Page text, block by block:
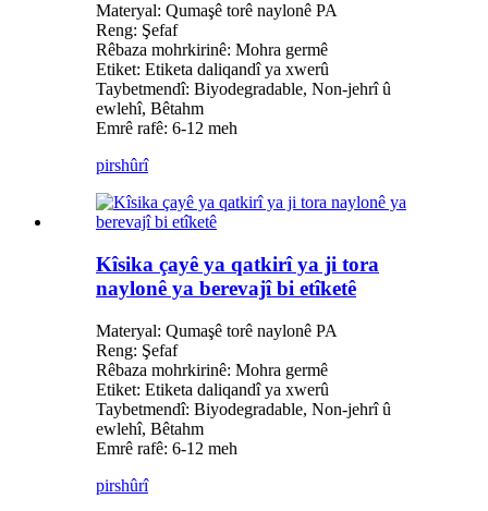
Materyal: Qumaşê torê naylonê PA
Reng: Şefaf
Rêbaza mohrkirinê: Mohra germê
Etiket: Etiketa daliqandî ya xwerû
Taybetmendî: Biyodegradable, Non-jehrî û
ewlehî, Bêtahm
Emrê rafê: 6-12 meh
pirshûrî
Kîsika çayê ya qatkirî ya ji tora
naylonê ya berevajî bi etîketê
Materyal: Qumaşê torê naylonê PA
Reng: Şefaf
Rêbaza mohrkirinê: Mohra germê
Etiket: Etiketa daliqandî ya xwerû
Taybetmendî: Biyodegradable, Non-jehrî û
ewlehî, Bêtahm
Emrê rafê: 6-12 meh
pirshûrî